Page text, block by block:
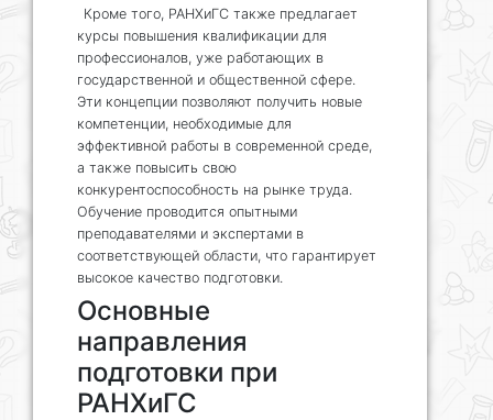
Кроме того, РАНХиГС также предлагает
курсы повышения квалификации для
профессионалов, уже работающих в
государственной и общественной сфере.
Эти концепции позволяют получить новые
компетенции, необходимые для
эффективной работы в современной среде,
а также повысить свою
конкурентоспособность на рынке труда.
Обучение проводится опытными
преподавателями и экспертами в
соответствующей области, что гарантирует
высокое качество подготовки.
Основные
направления
подготовки при
РАНХиГС